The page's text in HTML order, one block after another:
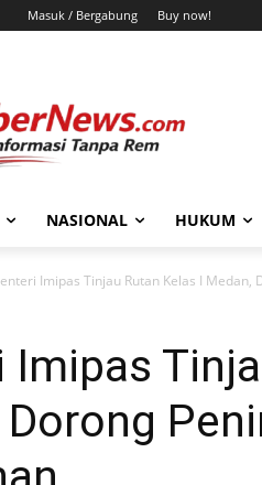
Masuk / Bergabung Buy now!
NASIONAL HUKUM
Imipas Tinjau Rutan Kelas I Medan,
Imipas
Dorong